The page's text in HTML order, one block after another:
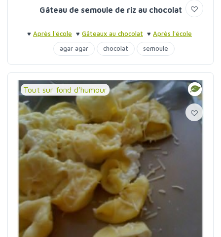
Gâteau de semoule de riz au chocolat
♥ Après l'école ♥ Gâteaux au chocolat ♥ Après l'école
agar agar
chocolat semoule
Tout sur fond d'humour